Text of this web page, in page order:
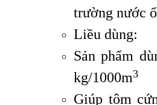
trường nước
Liều dùng:
Sản phẩm
kg/1000m3
Giúp tôm